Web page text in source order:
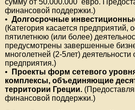
сумму от 50.000.000 евро.
финансовой поддержки.)
• Долгосрочные
(Категория касается
пятилетнюю (или более)
предусмотрены завершенные
многолетней (2-5лет) деятельности
предприятия.)
•
Проекты форм сетевого
комплексы, объединяющие
территории Греции.
финансовой поддержки.)